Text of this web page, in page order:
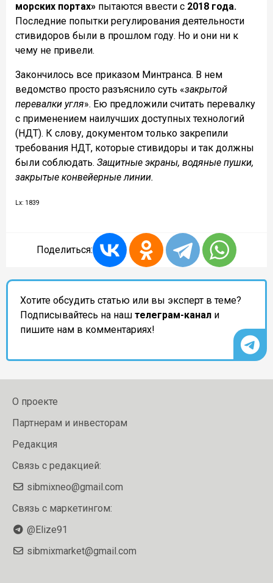
морских портах» пытаются ввести с 2018 года.
Последние попытки регулирования деятельности
стивидоров были в прошлом году. Но и они ни к
чему не привели.
Закончилось все приказом Минтранса. В нем
ведомство просто разъяснило суть «закрытой
перевалки угля». Ею предложили считать перевалку
с применением наилучших доступных технологий
(НДТ). К слову, документом только закрепили
требования НДТ, которые стивидоры и так должны
были соблюдать. Защитные экраны, водяные пушки,
закрытые конвейерные линии.
Lx: 1839
Поделиться:
Хотите обсудить статью или вы эксперт в теме?
Подписывайтесь на наш телеграм-канал и
пишите нам в комментариях!
О проекте
Партнерам и инвесторам
Редакция
Связь с редакцией:
sibmixneo@gmail.com
Связь с маркетингом:
@Elize91
sibmixmarket@gmail.com